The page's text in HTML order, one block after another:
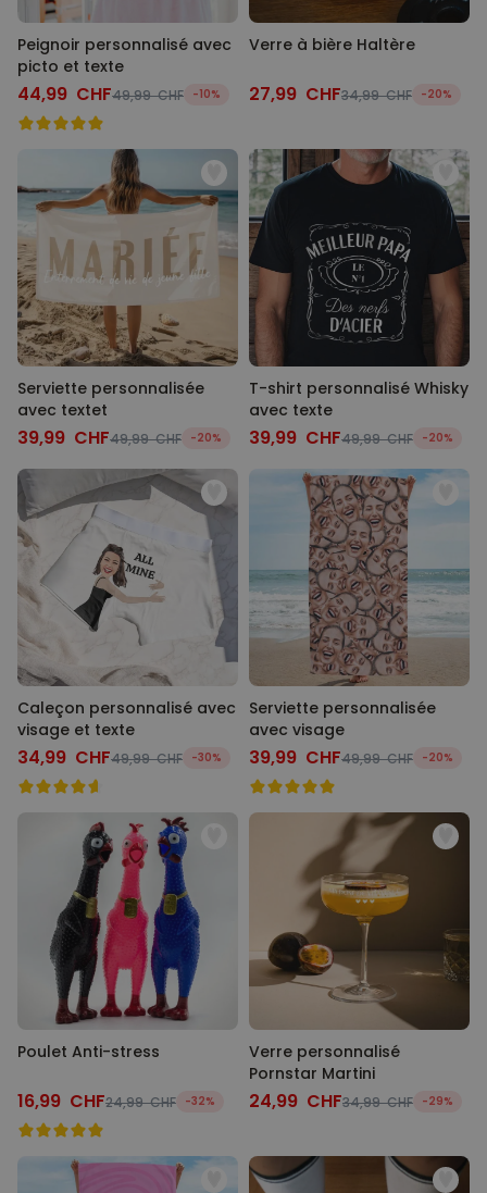
Peignoir personnalisé avec
picto et texte
44,99 CHF49,99 CHF -10%
Verre à bière Haltère
27,99 CHF34,99 CHF -20%
Serviette personnalisée
avec textet
39,99 CHF49,99 CHF -20%
T-shirt personnalisé Whisky
avec texte
39,99 CHF49,99 CHF -20%
Caleçon personnalisé avec
visage et texte
34,99 CHF49,99 CHF -30%
Serviette personnalisée
avec visage
39,99 CHF49,99 CHF -20%
Poulet Anti-stress
16,99 CHF24,99 CHF -32%
Verre personnalisé
Pornstar Martini
24,99 CHF34,99 CHF -29%